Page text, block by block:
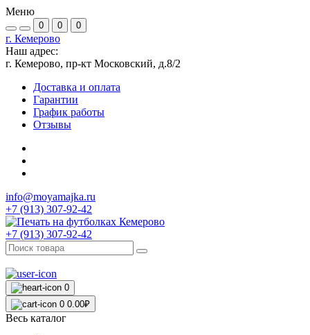
Меню
0 0 0
г. Кемерово
Наш адрес:
г. Кемерово, пр-кт Московский, д.8/2
Доставка и оплата
Гарантии
График работы
Отзывы
info@moyamajka.ru
+7 (913) 307-92-42
+7 (913) 307-92-42
0
0 0.00₽
Весь каталог